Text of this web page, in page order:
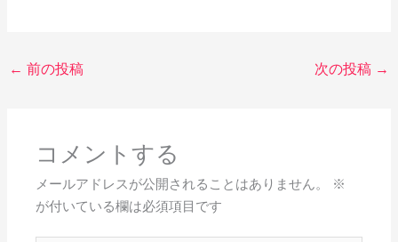
← 前の投稿 次の投稿 →
コメントする
メールアドレスが公開されることはありません。
※
が付いている欄は必須項目です